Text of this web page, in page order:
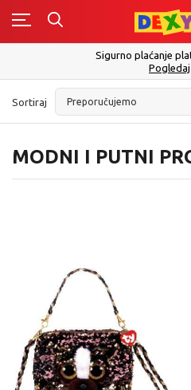
Click&Collect - Platite karticom Online
MODNI I PUTNI
Sortiraj